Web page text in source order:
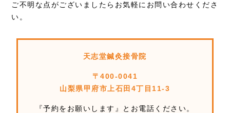
ご不明な点がございましたらお気軽にお問い合わせくださ
い。
天志堂鍼灸接骨院
〒400-0041
山梨県甲府市上石田4丁目11-3
『予約をお願いします』とお電話ください。